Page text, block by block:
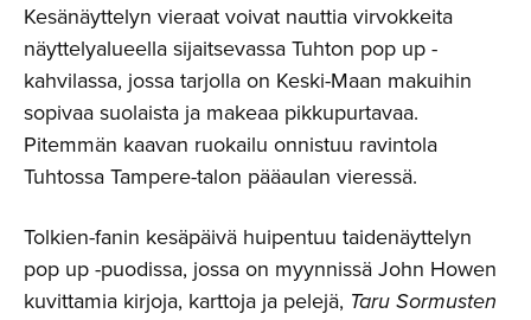
Kesänäyttelyn vieraat voivat nauttia virvokkeita
näyttelyalueella sijaitsevassa Tuhton pop up -
kahvilassa, jossa tarjolla on Keski-Maan makuihin
sopivaa suolaista ja makeaa pikkupurtavaa.
Pitemmän kaavan ruokailu onnistuu ravintola
Tuhtossa Tampere-talon pääaulan vieressä.
Tolkien-fanin kesäpäivä huipentuu taidenäyttelyn
pop up -puodissa, jossa on myynnissä John Howen
kuvittamia kirjoja, karttoja ja pelejä, Taru Sormusten